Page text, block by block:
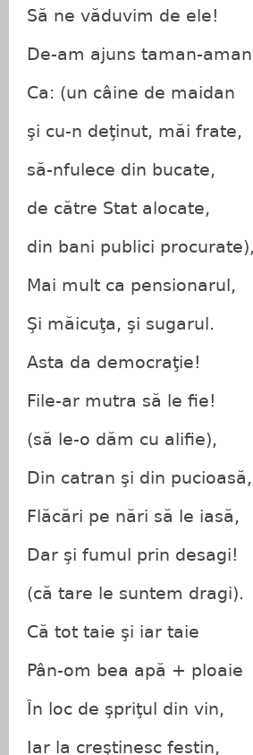
Să ne văduvim de ele!
De-am ajuns taman-aman
Ca: (un câine de maidan
şi cu-n deţinut, măi frate,
să-nfulece din bucate,
de către Stat alocate,
din bani publici procurate),
Mai mult ca pensionarul,
Şi măicuţa, şi sugarul.
Asta da democraţie!
File-ar mutra să le fie!
(să le-o dăm cu alifie),
Din catran şi din pucioasă,
Flăcări pe nări să le iasă,
Dar şi fumul prin desagi!
(că tare le suntem dragi).
Că tot taie şi iar taie
Pân-om bea apă + ploaie
În loc de şpriţul din vin,
Iar la creştinesc festin,